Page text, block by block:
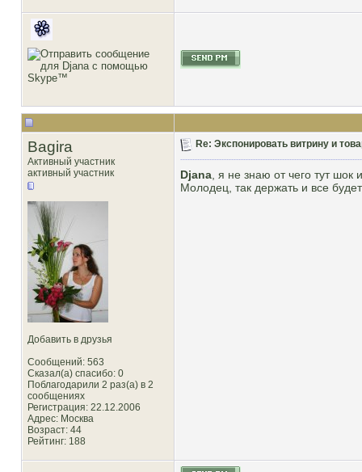
Bagira
Активный участник
активный участник
Добавить в друзья
Сообщений: 563
Сказал(а) спасибо: 0
Поблагодарили 2 раз(а) в 2
сообщениях
Регистрация: 22.12.2006
Адрес: Москва
Возраст: 44
Рейтинг: 188
Re: Экспонировать витрину и
Djana , я не знаю от чего тут
Молодец, так держать и все